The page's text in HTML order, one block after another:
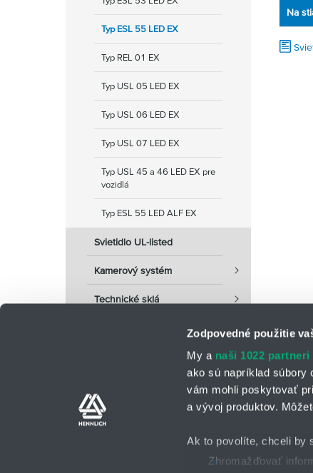
Zodpovedné použitie
My a naši 1022 partneri
ako sú napríklad súbory
vám mohli poskytovať
a vývoj produktov.
Ak to povolíte, chceli by
Zhromažďovať
Typ ESL 55 LED EX
Typ REL 01 EX
Typ USL 05 LED EX
Typ USL 06 LED EX
Typ USL 07 LED EX
Typ USL 45 a 46 LED EX pre
vozidlá
Typ ESL 55 LED ALF EX
Svietidlo UL-listed
Kamerový systém
Technické sklá
Na